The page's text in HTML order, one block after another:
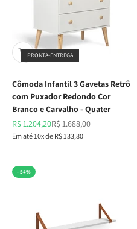
PRONTA-ENTREGA
Cômoda Infantil 3 Gavetas Retrô
com Puxador Redondo Cor
Branco e Carvalho - Quater
Preço promocional
R$ 1.204,20Preço normal
R$ 1.688,00
Em até 10x de R$ 133,80
- 54%